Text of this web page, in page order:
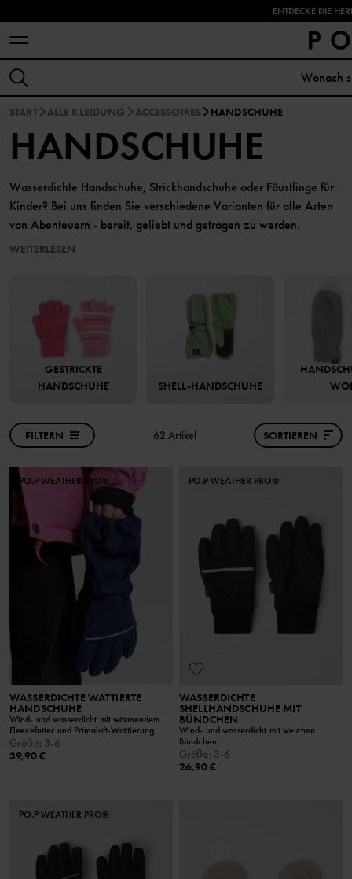
ENTDECKE DIE
START ALLE KLEIDUNG ACCESSOIRES HANDSCHUHE
HANDSCHUHE
Wasserdichte Handschuhe, Strickhandschuhe oder Fäustlinge für
Kinder? Bei uns finden Sie verschiedene Varianten für alle Arten
von Abenteuern - bereit, geliebt und getragen zu werden.
WEITERLESEN
GESTRICKTE
HANDSCHUHE
SHELL-HANDSCHUHE
FILTERN 62 Artikel SORTIEREN
PO.P WEATHER PRO®
WASSERDICHTE WATTIERTE
HANDSCHUHE
Wind- und wasserdicht mit wärmendem
Fleecefutter und Primaloft-Wattierung
Größe: 3-6
39,90 €
PO.P WEATHER PRO®
WASSERDICHTE
SHELLHANDSCHUHE MIT
BÜNDCHEN
Wind- und wasserdicht mit weichen
Bündchen
Größe: 3-6
26,90 €
PO.P WEATHER PRO®